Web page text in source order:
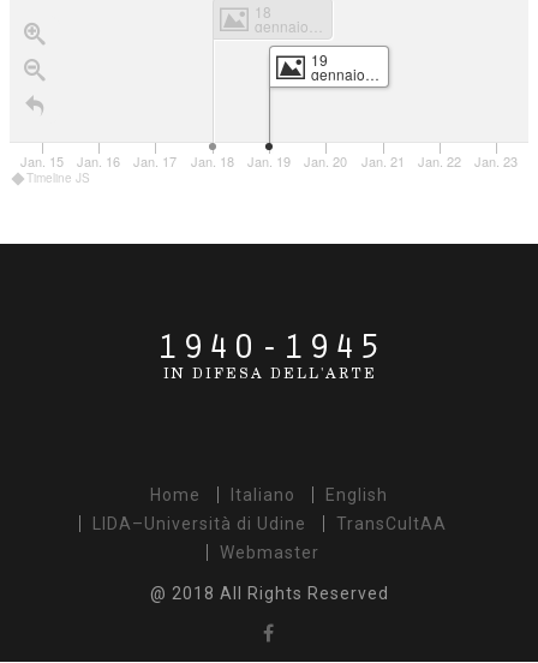
Home Italiano
English
LIDA–Università di Udine
TransCultAA
Webmaster
@ 2018 All Rights Reserved